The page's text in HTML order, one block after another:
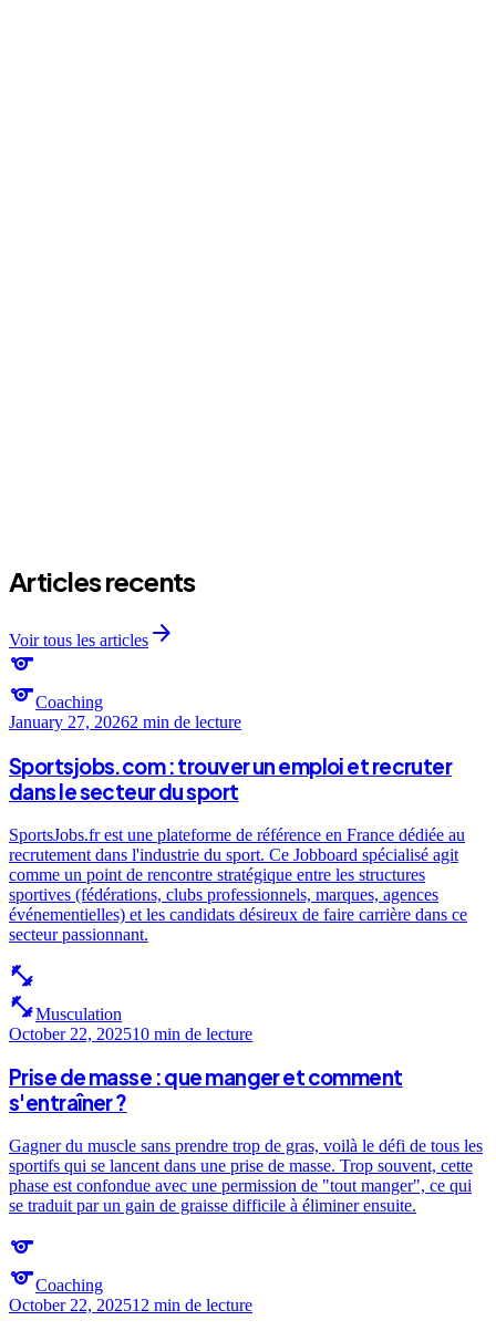
Articles recents
Voir tous les articles arrow_forward
sports
sportsCoaching
January 27, 20262 min de lecture
Sportsjobs.com : trouver un emploi et recruter
dans le secteur du sport
SportsJobs.fr est une plateforme de référence en France dédiée au
recrutement dans l'industrie du sport. Ce Jobboard spécialisé agit
comme un point de rencontre stratégique entre les structures
sportives (fédérations, clubs professionnels, marques, agences
événementielles) et les candidats désireux de faire carrière dans ce
secteur passionnant.
fitness_center
fitness_centerMusculation
October 22, 202510 min de lecture
Prise de masse : que manger et comment
s'entraîner ?
Gagner du muscle sans prendre trop de gras, voilà le défi de tous les
sportifs qui se lancent dans une prise de masse. Trop souvent, cette
phase est confondue avec une permission de "tout manger", ce qui
se traduit par un gain de graisse difficile à éliminer ensuite.
sports
sportsCoaching
October 22, 202512 min de lecture